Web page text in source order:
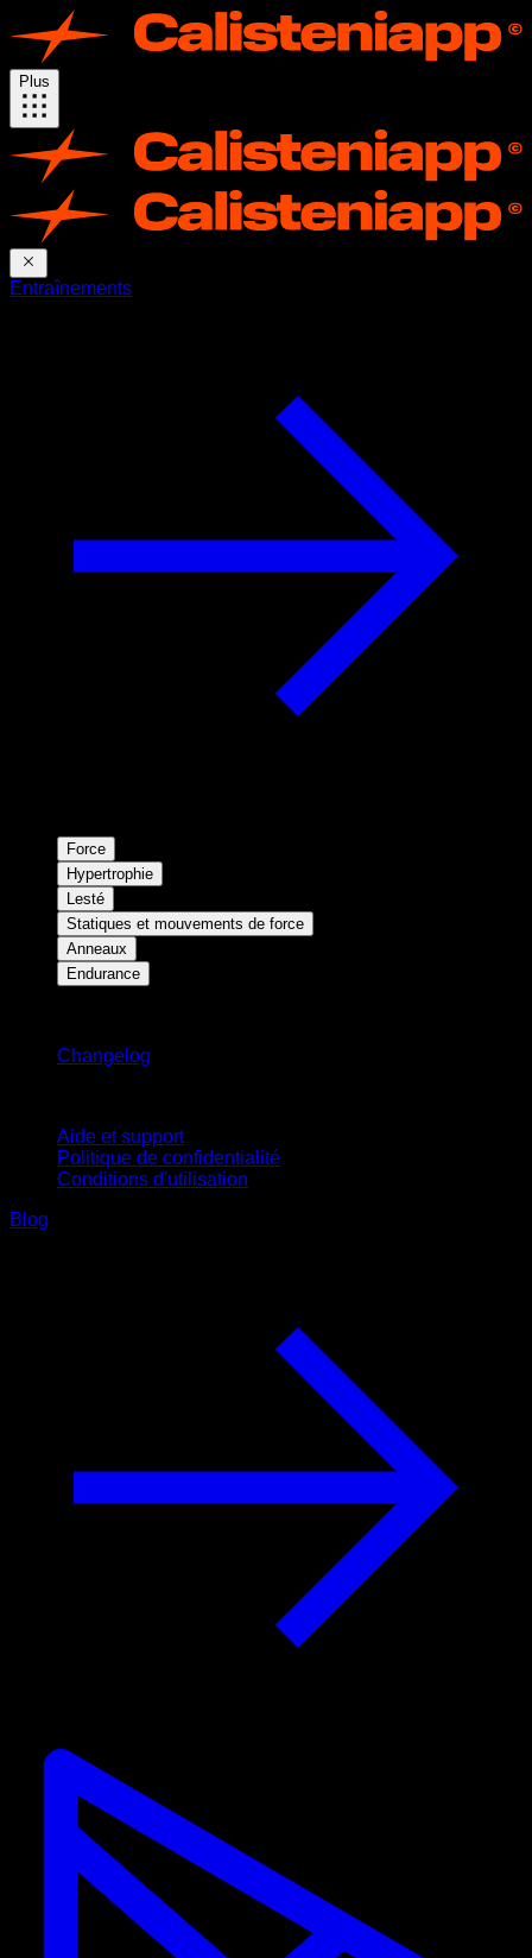
Plus
Entraînements
Force
Hypertrophie
Lesté
Statiques et mouvements de force
Anneaux
Endurance
Changelog
Aide et support
Politique de confidentialité
Conditions d'utilisation
Blog